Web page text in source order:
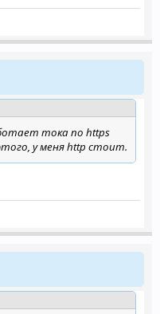
тока по https
у меня http стоит.